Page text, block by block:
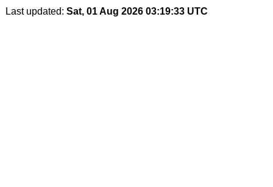
Last updated: Sat, 01 Aug 2026 03:19:33 UTC